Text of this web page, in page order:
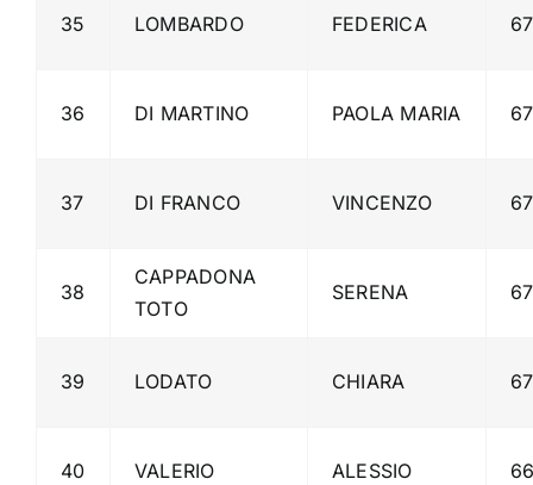
35 LOMBARDO FEDERICA 67
36 DI MARTINO PAOLA MARIA 67
37 DI FRANCO VINCENZO 67
38
CAPPADONA
TOTO
SERENA 67
39 LODATO CHIARA 67
40 VALERIO ALESSIO